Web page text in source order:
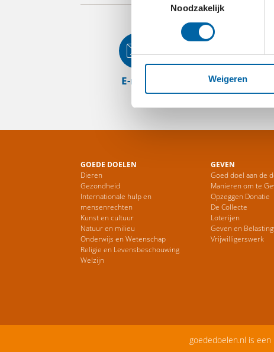
Noodzakelijk
Weigeren
E-mail
GOEDE DOELEN
Dieren
Gezondheid
Internationale hulp en
mensenrechten
Kunst en cultuur
Natuur en milieu
Onderwijs en Wetenschap
Religie en Levensbeschouwing
Welzijn
GEVEN
Goed doel aan de
Manieren om te
Opzeggen Donatie
De Collecte
Loterijen
Geven en
Vrijwilligerswerk
goededoelen.nl is